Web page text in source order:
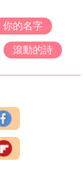
你的名字
滾動的詩